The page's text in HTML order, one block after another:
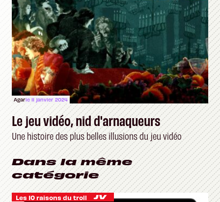
Agarle 11 janvier 2024
Le jeu vidéo, nid d'arnaqueurs
Une histoire des plus belles illusions du jeu vidéo
Dans la même
catégorie
Les 10 raisons du troll